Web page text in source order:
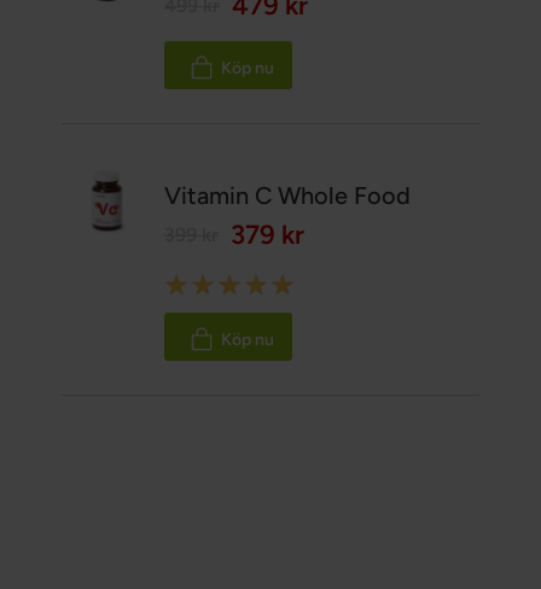
Köp nu
Vitamin C Whole Food
379 kr
Rating:
100%
Köp nu